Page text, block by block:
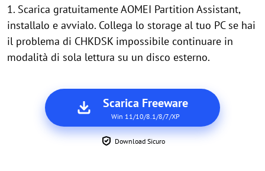
1. Scarica gratuitamente AOMEI Partition Assistant,
installalo e avvialo. Collega lo storage al tuo PC se hai
il problema di CHKDSK impossibile continuare in
modalità di sola lettura su un disco esterno.
Scarica Freeware
Win 11/10/8.1/8/7/XP
Download Sicuro